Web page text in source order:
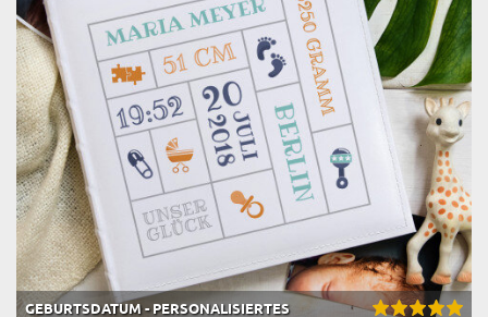
GEBURTSDATUM - PERSONALISIERTES